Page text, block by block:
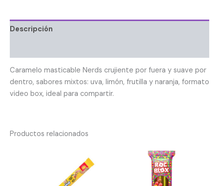
Descripción
Caramelo masticable Nerds crujiente por fuera y suave por
dentro, sabores mixtos: uva, limón, frutilla y naranja, formato
video box, ideal para compartir.
Productos relacionados